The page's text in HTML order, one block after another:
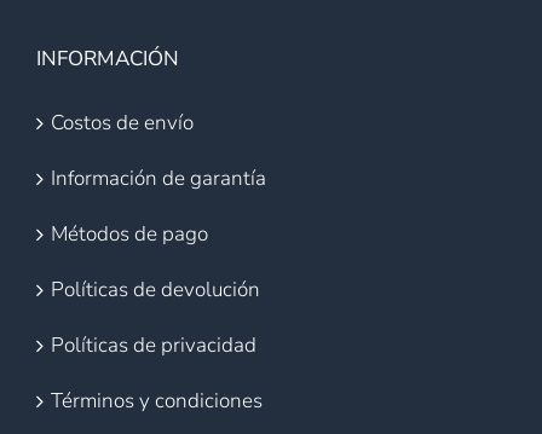
INFORMACIÓN
Costos de envío
Información de garantía
Métodos de pago
Políticas de devolución
Políticas de privacidad
Términos y condiciones